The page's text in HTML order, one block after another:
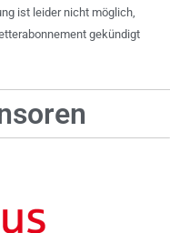
ist leider nicht möglich,
gekündigt